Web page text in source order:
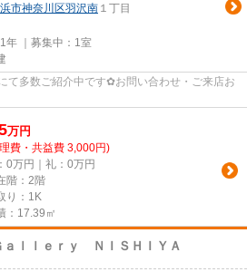
市神奈川区羽沢南 １丁目
年 ｜募集中： 1室
て多数ご紹介中です✿お問い合わせ・ご来店お
万円
費・共益費 3,000円)
0万円｜礼：0万円
階：2階
り：1K
：17.39㎡
ｌｌｅｒｙ ＮＩＳＨＩＹＡ